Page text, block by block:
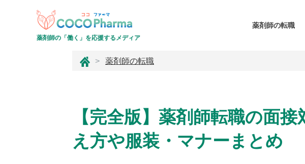
薬剤師の「働く」を応援するメディア
薬剤師の転職
コ
ー
マ
薬剤師の転職
【完全版】薬剤師転職の面
え方や服装・マナーまとめ